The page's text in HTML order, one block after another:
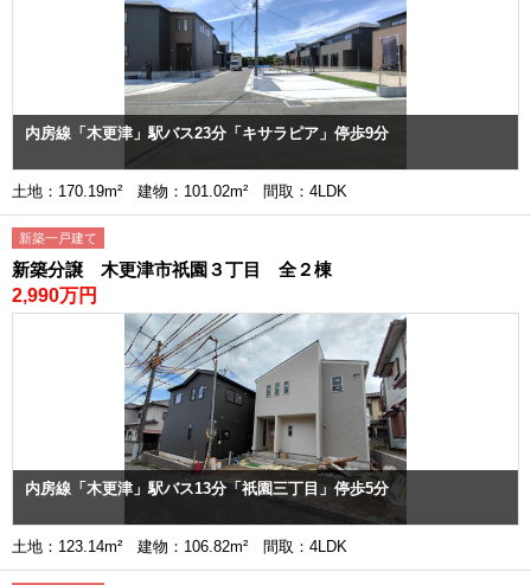
内房線「木更津」駅バス23分「キサラピア」停歩9分
土地：170.19m² 建物：101.02m² 間取：4LDK
新築一戸建て
新築分譲 木更津市祇園３丁目 全２棟
2,990万円
内房線「木更津」駅バス13分「祇園三丁目」停歩5分
土地：123.14m² 建物：106.82m² 間取：4LDK